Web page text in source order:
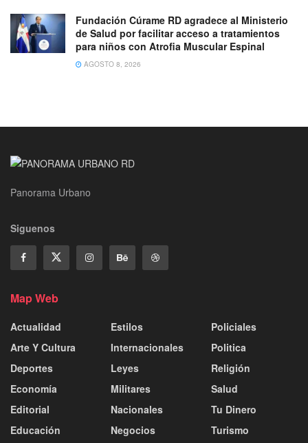
Fundación Cúrame RD agradece al Ministerio
de Salud por facilitar acceso a tratamientos
para niños con Atrofia Muscular Espinal
AGOSTO 8, 2026
Panorama Urbano
Siguenos
Map Web
Actualidad
Arte Y Cultura
Deportes
Economía
Editorial
Educación
Estilos
Internacionales
Leyes
Militares
Nacionales
Negocios
Policiales
Politica
Religión
Salud
Tu Dinero
Turismo